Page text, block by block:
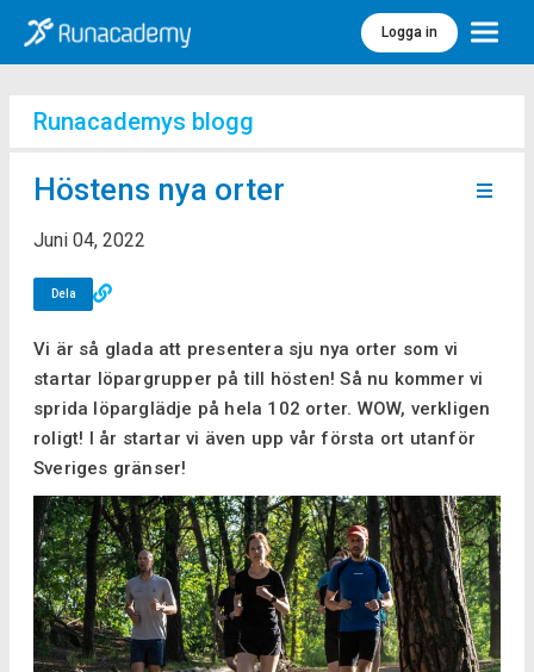
Logga in Meny
Runacademys blogg
Höstens nya orter
Juni 04, 2022
Dela
Vi är så glada att presentera sju nya orter som vi
startar löpargrupper på till hösten! Så nu kommer vi
sprida löparglädje på hela 102 orter. WOW, verkligen
roligt! I år startar vi även upp vår första ort utanför
Sveriges gränser!